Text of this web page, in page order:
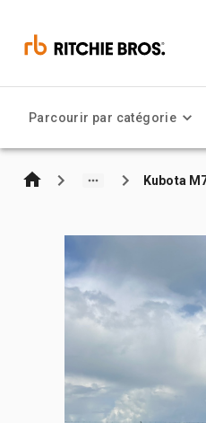
Parcourir par catégorie
Kubota